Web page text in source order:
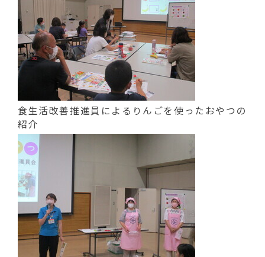
食生活改善推進員によるりんごを使ったおやつの
紹介